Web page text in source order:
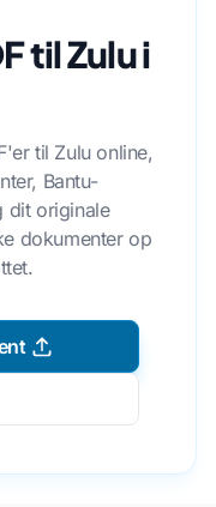
til Zulu i
til Zulu online,
Bantu-
dit originale
dokumenter op